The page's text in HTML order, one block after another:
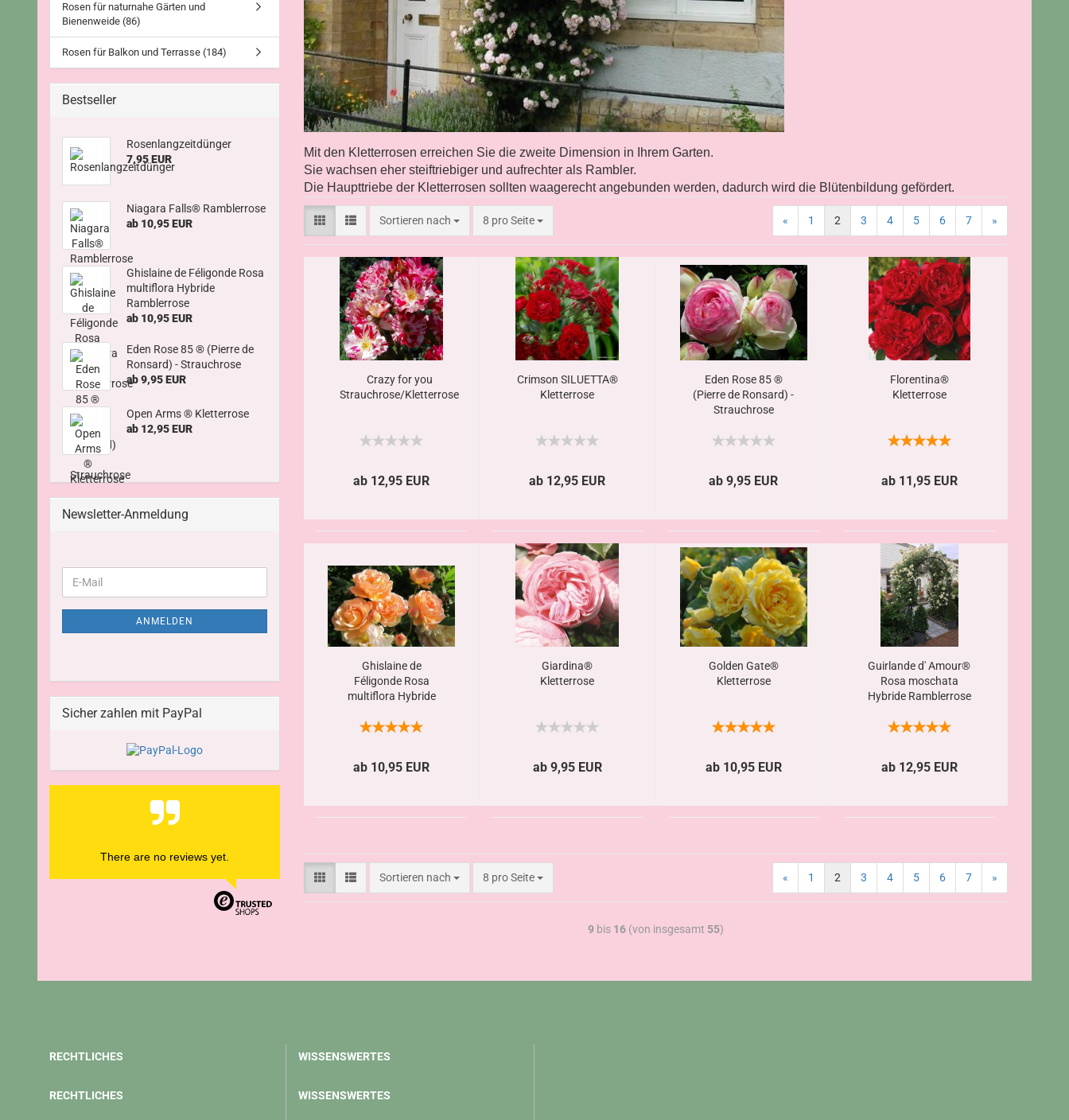
Mit den Kletterrosen erreichen Sie die zweite Dimension in Ihrem Garten.
Sie wachsen eher steiftriebiger und aufrechter als Rambler.
Die Haupttriebe der Kletterrosen sollten waagerecht angebunden werden, dadurch wird die Blütenbildung gefördert.
Sortieren nach 8 pro Seite « 1 2 3 4 5 6 7 »
Crazy for you
Strauchrose/Kletterrose
ab 12,95 EUR
Crimson SILUETTA®
Kletterrose
ab 12,95 EUR
Eden Rose 85 ®
(Pierre de Ronsard) -
Strauchrose
ab 9,95 EUR
Florentina®
Kletterrose
ab 11,95 EUR
Ghislaine de
Féligonde Rosa
multiflora Hybride
ab 10,95 EUR
Giardina®
Kletterrose
ab 9,95 EUR
Golden Gate®
Kletterrose
ab 10,95 EUR
Guirlande d' Amour®
Rosa moschata
Hybride Ramblerrose
ab 12,95 EUR
Sortieren nach 8 pro Seite « 1 2 3 4 5 6 7 »
9 bis 16 (von insgesamt 55)
Rosen für naturnahe Gärten und
Bienenweide (86)
Rosen für Balkon und Terrasse (184)
Bestseller
Rosenlangzeitdünger
7,95 EUR
Niagara Falls® Ramblerrose
ab 10,95 EUR
Ghislaine de Féligonde Rosa
multiflora Hybride
Ramblerrose
ab 10,95 EUR
Eden Rose 85 ® (Pierre de
Ronsard) - Strauchrose
ab 9,95 EUR
Open Arms ® Kletterrose
ab 12,95 EUR
Newsletter-Anmeldung
ANMELDEN
Sicher zahlen mit PayPal
There are no reviews yet.
RECHTLICHES
RECHTLICHES
WISSENSWERTES
WISSENSWERTES